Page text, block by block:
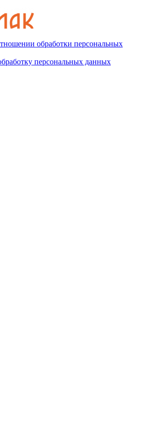
обработки персональных
персональных данных